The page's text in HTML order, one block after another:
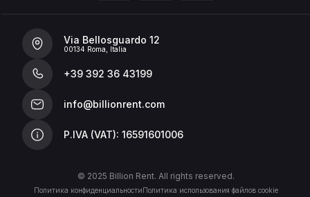
Via Bellosguardo 12
00134 Roma, Italia
+39 392 36 43199
info@billionrent.com
P.IVA (VAT): 16591601006
© 2025 Billion Rent. All rights reserved.
Политика конфиденциальностиПолитика использования файлов cookie